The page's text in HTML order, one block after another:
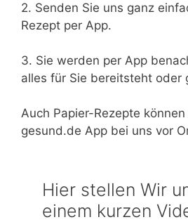
2. Senden Sie uns ganz
Rezept per App.
3. Sie werden per App
alles für Sie bereitsteht oder
Auch Papier-Rezepte
gesund.de App bei uns vor
Hier stellen Wir
einem kurzen